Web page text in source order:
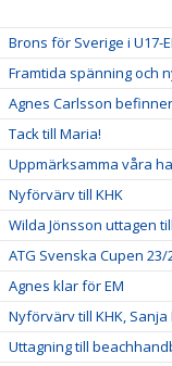
Brons för Sverige i U17-
Framtida spänning och
Agnes Carlsson
Tack till Maria!
Uppmärksamma våra
Nyförvärv till KHK
Wilda Jönsson uttagen
ATG Svenska Cupen 23/
Agnes klar för EM
Nyförvärv till KHK,
Uttagning till